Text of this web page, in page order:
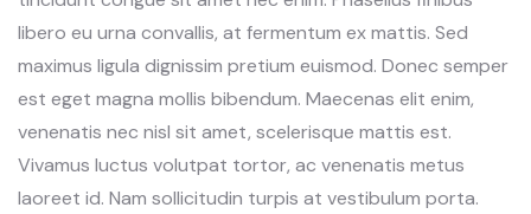
libero eu urna convallis, at fermentum ex mattis. Sed
maximus ligula dignissim pretium euismod. Donec semper
est eget magna mollis bibendum. Maecenas elit enim,
venenatis nec nisl sit amet, scelerisque mattis est.
Vivamus luctus volutpat tortor, ac venenatis metus
laoreet id. Nam sollicitudin turpis at vestibulum porta.